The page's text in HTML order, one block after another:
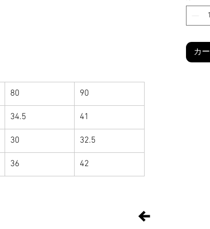
80 90
34.5 41
30 32.5
36 42
カ